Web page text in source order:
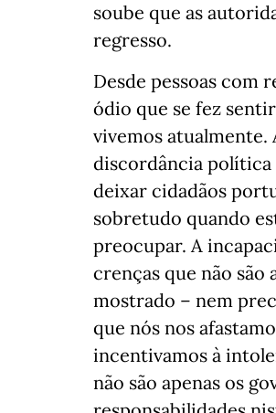
soube que as
regresso.
Desde pessoas com
ódio que se fez
vivemos atualmente.
discordância política
deixar cidadãos
sobretudo quando
preocupar. A
crenças que não são
mostrado – nem
que nós nos
incentivamos à
não são apenas os